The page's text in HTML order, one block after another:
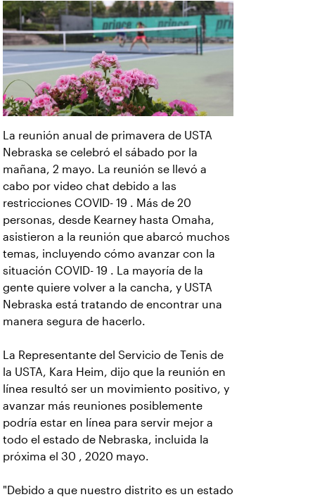
La reunión anual de primavera de USTA
Nebraska se celebró el sábado por la
mañana, 2 mayo. La reunión se llevó a
cabo por video chat debido a las
restricciones COVID- 19 . Más de 20
personas, desde Kearney hasta Omaha,
asistieron a la reunión que abarcó muchos
temas, incluyendo cómo avanzar con la
situación COVID- 19 . La mayoría de la
gente quiere volver a la cancha, y USTA
Nebraska está tratando de encontrar una
manera segura de hacerlo.
La Representante del Servicio de Tenis de
la USTA, Kara Heim, dijo que la reunión en
línea resultó ser un movimiento positivo, y
avanzar más reuniones posiblemente
podría estar en línea para servir mejor a
todo el estado de Nebraska, incluida la
próxima el 30 , 2020 mayo.
"Debido a que nuestro distrito es un estado